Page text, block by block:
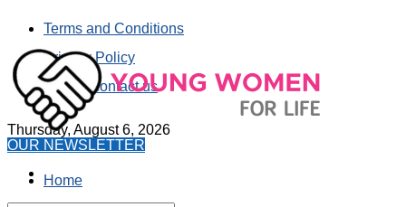
Terms and Conditions
Privacy Policy
How to contact us
Thursday, August 6, 2026
OUR NEWSLETTER
Home